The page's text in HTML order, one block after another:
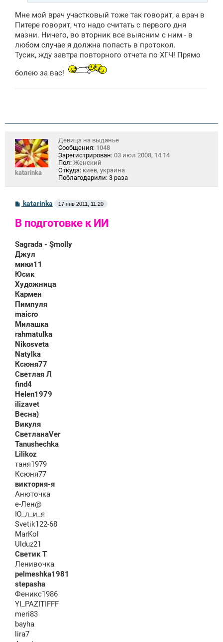
Мне мой врач участковый тоже так говорит, а врач в
Питере говорит, что надо считать с первого дня
мазни. Ничего, во вторник все выясним с ним - в
любом случае я должна попасть в протокол.
Тусик, жду завтра повторного отчета по ХГЧ! Прямо
болею за вас!
katarinka
Девица на выданье
Сообщения: 1048
Зарегистрирован: 03 июл 2008, 14:14
Пол: Женский
Откуда: киев, украина
Поблагодарили: 3 раза
С
о
б
н
е
katarinka 17 янв 2011, 11:20
В подготовке к ИИ
Sagrada - Şmоlly
Джул
мики11
Юсик
Художница
Кармен
Пимпуля
maicro
Милашка
rahmatulka
Nikosveta
Natylka
Ксюня77
Светлая Л
find4
Helen1979
ilizavet
Весна)
Викуля
СветланаVer
Tanushechka
Lilikoz
таня1979
Ксюня77
виктория-я
Анюточка
е-Лен@
Ю_л_и_я
Svetik122-68
MarKol
Ulduz21
Светик Т
Ленивочка
pelmeshka1981
stepasha
Феникс1986
YI_PAZITIFFF
meri83
bayha
lira7